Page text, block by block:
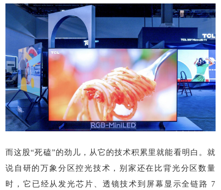
而这股“死磕”的劲儿，从它的技术积累里就能看明白。就
说自研的万象分区控光技术，别家还在比背光分区数量
时，它已经从发光芯片、透镜技术到屏幕显示全链路 7